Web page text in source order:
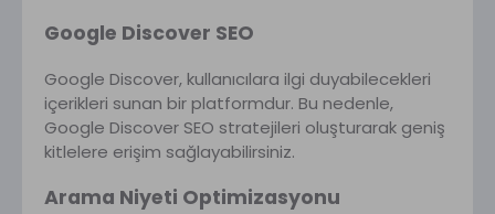
Google Discover SEO
Google Discover, kullanıcılara ilgi duyabilecekleri
içerikleri sunan bir platformdur. Bu nedenle,
Google Discover SEO stratejileri oluşturarak geniş
kitlelere erişim sağlayabilirsiniz.
Arama Niyeti Optimizasyonu